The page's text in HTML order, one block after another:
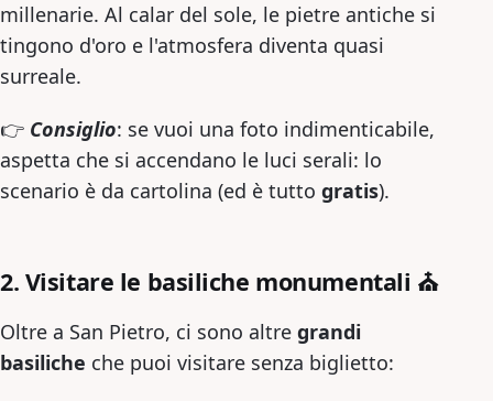
millenarie. Al calar del sole, le pietre antiche si
tingono d'oro e l'atmosfera diventa quasi
surreale.
👉 Consiglio: se vuoi una foto indimenticabile,
aspetta che si accendano le luci serali: lo
scenario è da cartolina (ed è tutto gratis).
2. Visitare le basiliche monumentali ⛪
Oltre a San Pietro, ci sono altre grandi
basiliche che puoi visitare senza biglietto: